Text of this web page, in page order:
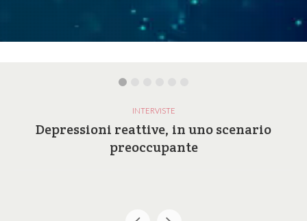
INTERVISTE
Depressioni reattive, in uno scenario
preoccupante